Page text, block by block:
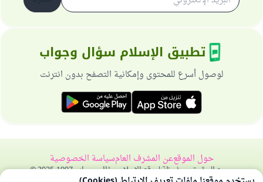
تطبيق الإسلام سؤال وجواب
لوصول أسرع للمحتوى وإمكانية التصفح بدون انترنت
حول الموقععن المشرف العامسياسة الخصوصية
جميع الحقوق محفوظة لموقع الإسلام سؤال وجواب 1997-2025 ©